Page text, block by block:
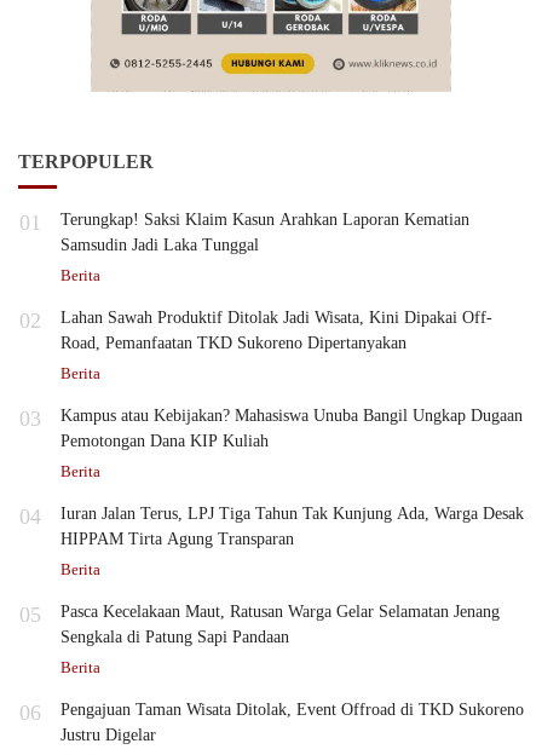
TERPOPULER
01
Terungkap! Saksi Klaim Kasun Arahkan Laporan Kematian
Samsudin Jadi Laka Tunggal
Berita
02
Lahan Sawah Produktif Ditolak Jadi Wisata, Kini Dipakai Off-
Road, Pemanfaatan TKD Sukoreno Dipertanyakan
Berita
03
Kampus atau Kebijakan? Mahasiswa Unuba Bangil Ungkap Dugaan
Pemotongan Dana KIP Kuliah
Berita
04
Iuran Jalan Terus, LPJ Tiga Tahun Tak Kunjung Ada, Warga Desak
HIPPAM Tirta Agung Transparan
Berita
05
Pasca Kecelakaan Maut, Ratusan Warga Gelar Selamatan Jenang
Sengkala di Patung Sapi Pandaan
Berita
06
Pengajuan Taman Wisata Ditolak, Event Offroad di TKD Sukoreno
Justru Digelar